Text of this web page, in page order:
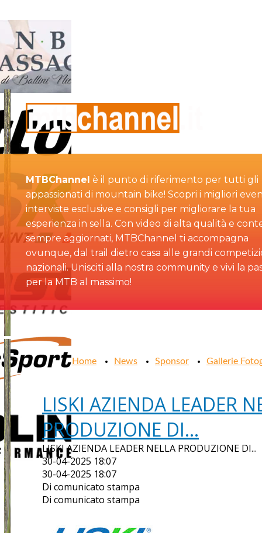
MTBChannel è il punto di riferimento per tutti gli
appassionati di mountain bike! Scopri i migliori
interviste esclusive e consigli per migliorare la tua
esperienza in sella. Con video di alta qualità e
sempre aggiornati, MTBChannel ti accompagna
ovunque, dal trail dietro casa alle grandi
nazionali. Unisciti alla nostra community e vivi la
per la MTB al massimo!
Home News Sponsor Gallerie
LISKI AZIENDA LEADER
PRODUZIONE DI...
LISKI AZIENDA LEADER NELLA PRODUZIONE DI...
30-04-2025 18:07
30-04-2025 18:07
Di comunicato stampa
Di comunicato stampa